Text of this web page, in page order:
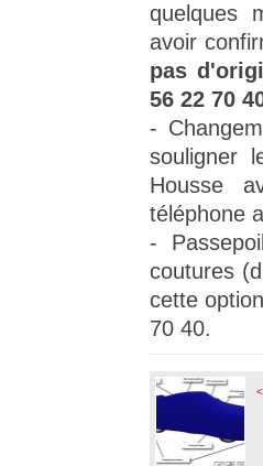
quelques
avoir
pas
56 22 70
-
souligner
Housse
téléphone
-
coutures
cette
70 40.